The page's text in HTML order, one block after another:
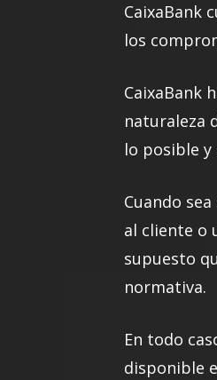
CaixaBank
los
CaixaBank
naturaleza
lo posible
Cuando
al cliente o
supuesto
normativa.
En todo
disponible